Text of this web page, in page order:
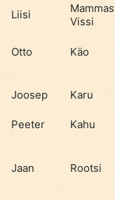
Liisi
Vissi
Otto Käo
Joosep Karu
Peeter Kahu
Jaan Rootsi